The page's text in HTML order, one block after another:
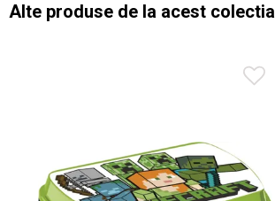
Alte produse de la acest colectia